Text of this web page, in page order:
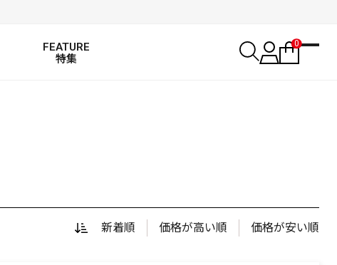
FEATURE
特集
0
新着順 価格が高い順 価格が安い順